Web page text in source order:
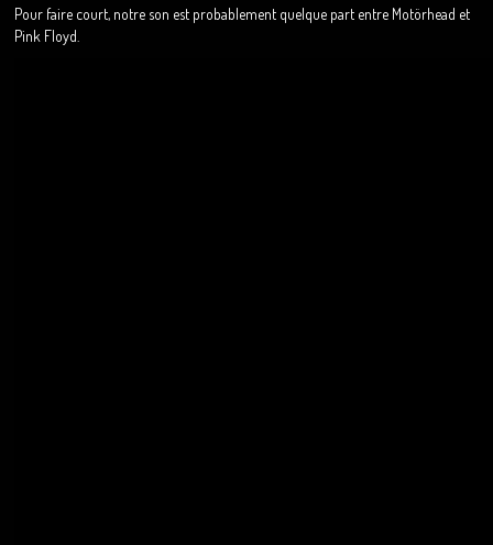
Pour faire court, notre son est probablement quelque part entre Motörhead et
Pink Floyd.